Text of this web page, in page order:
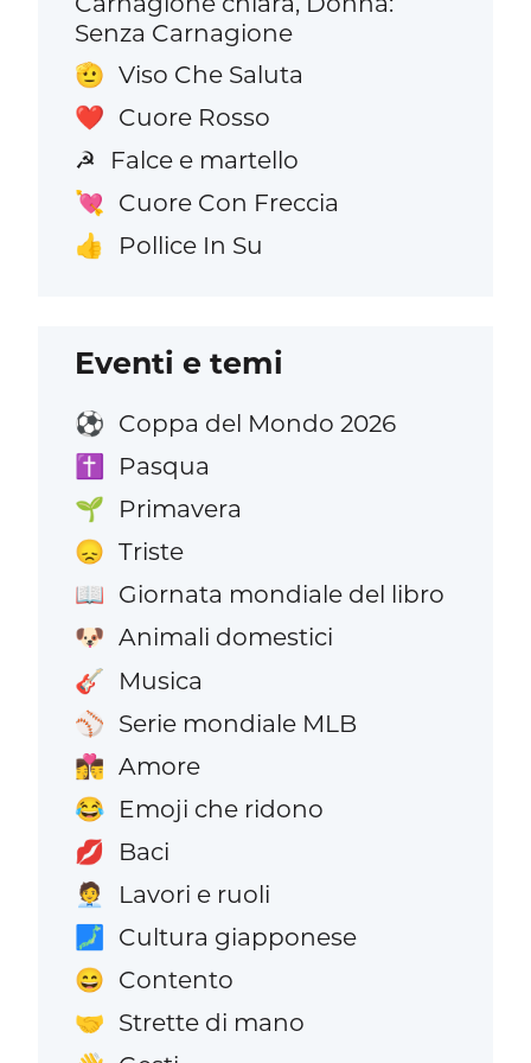
Senza Carnagione
🫡 Viso Che Saluta
❤️ Cuore Rosso
☭ Falce e martello
💘 Cuore Con Freccia
👍 Pollice In Su
Eventi e temi
⚽ Coppa del Mondo 2026
✝️ Pasqua
🌱 Primavera
😞 Triste
📖 Giornata mondiale del libro
🐶 Animali domestici
🎸 Musica
⚾ Serie mondiale MLB
👩‍❤️‍💋‍👨 Amore
😂 Emoji che ridono
💋 Baci
🧑‍💼 Lavori e ruoli
🗾 Cultura giapponese
😄 Contento
🤝 Strette di mano